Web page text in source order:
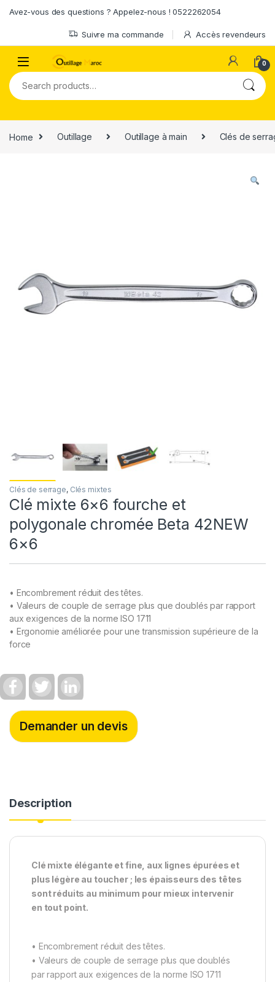
Avez-vous des questions ? Appelez-nous ! 0522262054
Suivre ma commande Accès revendeurs
0
Search for:
Home Outillage Outillage à main Clés de
Clés de serrage, Clés mixtes
Clé mixte 6×6 fourche et
polygonale chromée Beta 42NEW
6×6
• Encombrement réduit des têtes.
• Valeurs de couple de serrage plus que doublés par rapport
aux exigences de la norme ISO 1711
• Ergonomie améliorée pour une transmission supérieure de la
force
c
e
b
o
o
i
t
t
e
r
n
k
e
d
I
Demander un devis
Description
Clé mixte élégante et fine, aux lignes épurées et
plus légère au toucher ; les épaisseurs des têtes
sont réduits au minimum pour mieux intervenir
en tout point.
• Encombrement réduit des têtes.
• Valeurs de couple de serrage plus que doublés
par rapport aux exigences de la norme ISO 1711